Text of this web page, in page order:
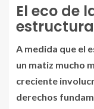
El eco de
A medida que el
un matiz mucho
creciente
derechos